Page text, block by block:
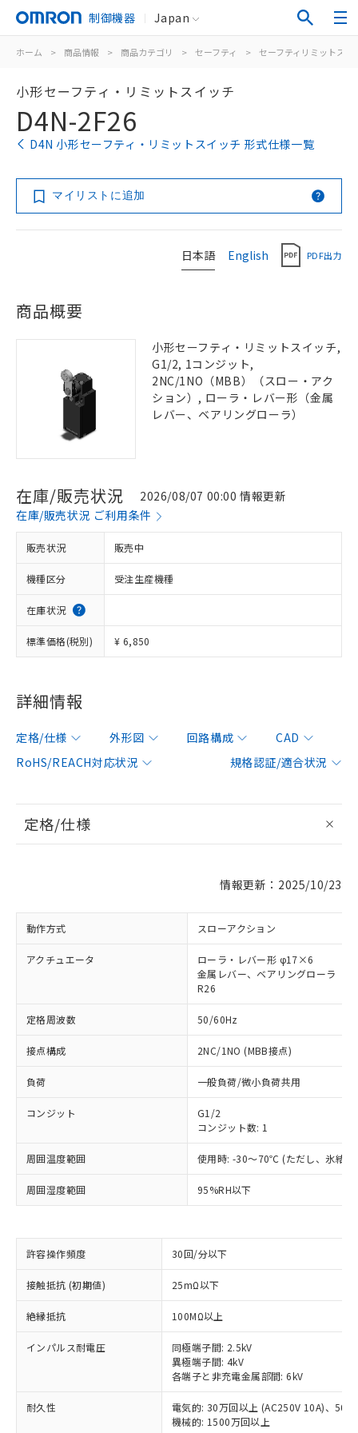
制御機器 Japan
ホーム > 商品情報 > 商品カテゴリ > セーフティ > セーフティリミットスイ
小形セーフティ・リミットスイッチ
D4N-2F26
D4N 小形セーフティ・リミットスイッチ 形式仕様一覧
マイリストに追加
日本語 English PDF出力
商品概要
小形セーフティ・リミットスイッチ,
G1/2, 1コンジット,
2NC/1NO（MBB）（スロー・アク
ション）, ローラ・レバー形（金属
レバー、ベアリングローラ）
在庫/販売状況
2026/08/07 00:00 情報更新
在庫/販売状況 ご利用条件
販売状況 販売中
機種区分 受注生産機種
在庫状況
標準価格(税別) ¥ 6,850
詳細情報
定格/仕様 外形図 回路構成
CAD
RoHS/REACH対応状況
規格認証/適合状況
定格/仕様
情報更新：2025/10/23
動作方式 スローアクション
アクチュエータ
ローラ・レバー形 φ17×6
金属レバー、ベアリングローラ
R26
定格周波数 50/60Hz
接点構成 2NC/1NO (MBB接点)
負荷 一般負荷/微小負荷共用
コンジット
G1/2
コンジット数: 1
周囲温度範囲 使用時: -30～70℃ (ただし、氷結し
周囲湿度範囲 95%RH以下
許容操作頻度 30回/分以下
接触抵抗 (初期値) 25mΩ以下
絶縁抵抗 100MΩ以上
インパルス耐電圧
同極端子間: 2.5kV
異極端子間: 4kV
各端子と非充電金属部間: 6kV
耐久性
電気的: 30万回以上 (AC250V 10A)、50
機械的: 1500万回以上
ご利用条件
※1 対応状況
対応済み：EU RoHS指令（10物質）の
非含有に対応した製品が提供可能な商品で
す。
対応予定：EU RoHS指令（10物質）の非含
有に対応した製品に切り替える予定のある
対応予定なし：EU RoHS指令（10物質）の